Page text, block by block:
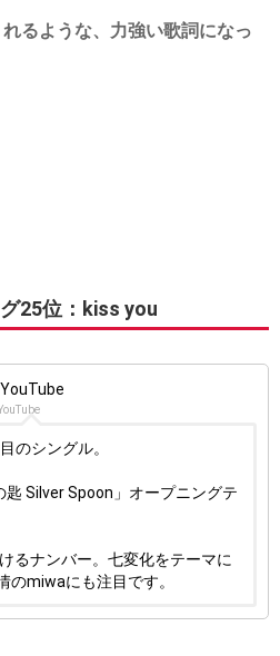
るような、力強い歌詞になっ
25位：kiss you
のシングル。
Silver Spoon」オープニングテ
るナンバー。七変化をテーマに
のmiwaにも注目です。